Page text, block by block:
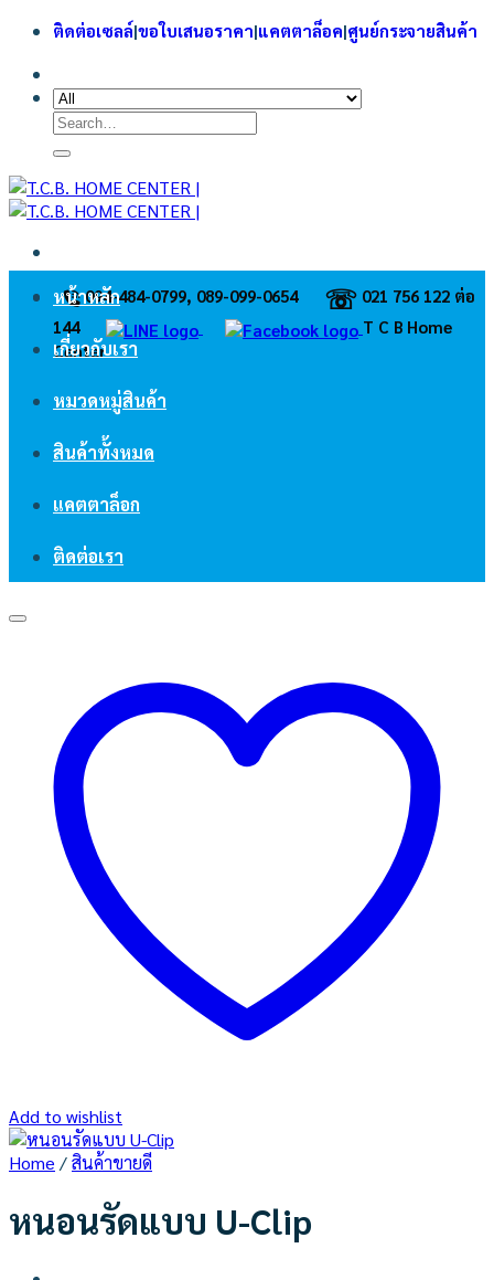
Skip
content
ติดต่อเซลล์|ขอใบเสนอราคา|แคตตาล็อค|ศูนย์กระจายสินค้า
Search
094-484-0799, 089-099-0654 ☏ 021 756 122 ต่อ
144
ㅤT C B Home
Center
หน้าหลัก
เกี่ยวกับเรา
หมวดหมู่สินค้า
สินค้าทั้งหมด
แคตตาล็อก
ติดต่อเรา
Add to wishlist
Home /สินค้าขายดี
หนอนรัดแบบ U-Clip